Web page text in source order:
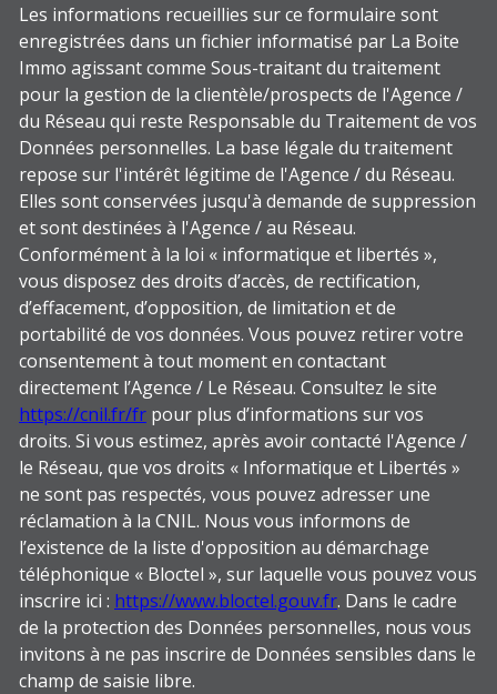
Les informations recueillies sur ce formulaire sont
enregistrées dans un fichier informatisé par La Boite
Immo agissant comme Sous-traitant du traitement
pour la gestion de la clientèle/prospects de l'Agence /
du Réseau qui reste Responsable du Traitement de vos
Données personnelles. La base légale du traitement
repose sur l'intérêt légitime de l'Agence / du Réseau.
Elles sont conservées jusqu'à demande de suppression
et sont destinées à l'Agence / au Réseau.
Conformément à la loi « informatique et libertés »,
vous disposez des droits d’accès, de rectification,
d’effacement, d’opposition, de limitation et de
portabilité de vos données. Vous pouvez retirer votre
consentement à tout moment en contactant
directement l’Agence / Le Réseau. Consultez le site
https://cnil.fr/fr pour plus d’informations sur vos
droits. Si vous estimez, après avoir contacté l'Agence /
le Réseau, que vos droits « Informatique et Libertés »
ne sont pas respectés, vous pouvez adresser une
réclamation à la CNIL. Nous vous informons de
l’existence de la liste d'opposition au démarchage
téléphonique « Bloctel », sur laquelle vous pouvez vous
inscrire ici : https://www.bloctel.gouv.fr. Dans le cadre
de la protection des Données personnelles, nous vous
invitons à ne pas inscrire de Données sensibles dans le
champ de saisie libre.